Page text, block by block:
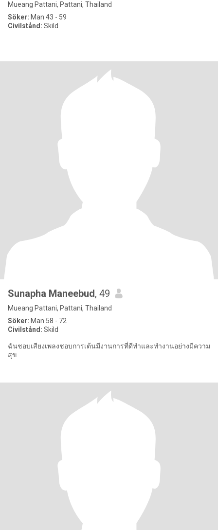
Mueang Pattani, Pattani, Thailand
Söker: Man 43 - 59
Civilstånd: Skild
Sunapha Maneebud, 49
Mueang Pattani, Pattani, Thailand
Söker: Man 58 - 72
Civilstånd: Skild
ฉันชอบเสียงเพลงชอบการเต้นมีงานการที่ดีทำและทำงานอย่างมีความ
สุข